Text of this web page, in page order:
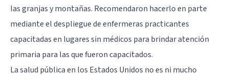
las granjas y montañas. Recomendaron hacerlo en parte
mediante el despliegue de enfermeras practicantes
capacitadas en lugares sin médicos para brindar atención
primaria para las que fueron capacitados.
La salud pública en los Estados Unidos no es ni mucho